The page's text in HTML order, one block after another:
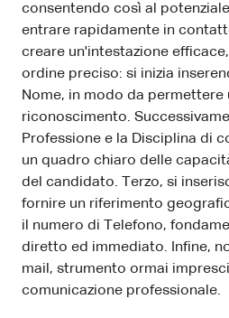
consentendo così al
entrare rapidamente in
creare un'intestazione
ordine preciso: si inizia
Nome, in modo da permettere
riconoscimento.
Professione e la Disciplina di
un quadro chiaro delle
del candidato. Terzo, si
fornire un riferimento
il numero di Telefono,
diretto ed immediato. Infine,
mail, strumento ormai
comunicazione professionale.